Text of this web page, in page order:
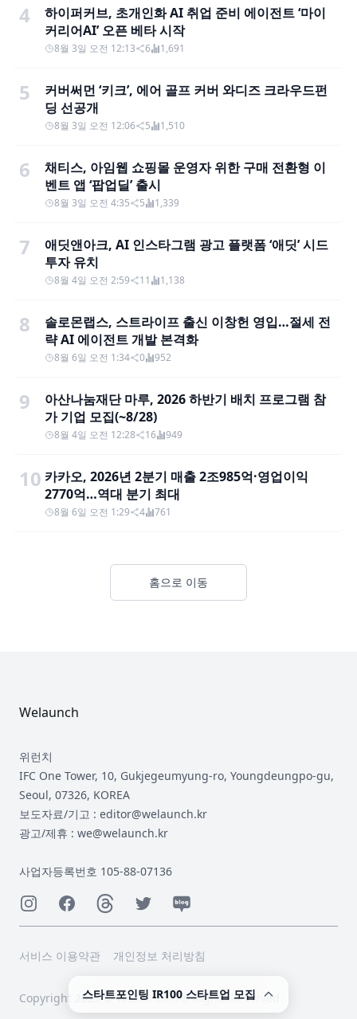
4
하이퍼커브, 초개인화 AI 취업 준비 에이전트 ‘마이
커리어AI’ 오픈 베타 시작
8월 3일 오전 12:13 6 1,691
5
커버써먼 ‘키크’, 에어 골프 커버 와디즈 크라우드펀
딩 선공개
8월 3일 오전 12:06 5 1,510
6
채티스, 아임웹 쇼핑몰 운영자 위한 구매 전환형 이
벤트 앱 ‘팝업딜’ 출시
8월 3일 오전 4:35 5 1,339
7
애딧앤아크, AI 인스타그램 광고 플랫폼 ‘애딧’ 시드
투자 유치
8월 4일 오전 2:59 11 1,138
8
솔로몬랩스, 스트라이프 출신 이창헌 영입…절세 전
략 AI 에이전트 개발 본격화
8월 6일 오전 1:34 0 952
9
아산나눔재단 마루, 2026 하반기 배치 프로그램 참
가 기업 모집(~8/28)
8월 4일 오전 12:28 16 949
10 카카오, 2026년 2분기 매출 2조985억·영업이익
2770억…역대 분기 최대
8월 6일 오전 1:29 4 761
홈으로 이동
Welaunch
위런치
IFC One Tower, 10, Gukjegeumyung-ro, Youngdeungpo-gu,
Seoul, 07326, KOREA
보도자료/기고 : editor@welaunch.kr
광고/제휴 : we@welaunch.kr
사업자등록번호 105-88-07136
InstagramFacebookThreadsTwitterNaver
서비스 이용약관 개인정보 처리방침
Copyright 2023 © Welaunch. All Rights Reserved
스타트포인팅 IR100 스타트업 모집